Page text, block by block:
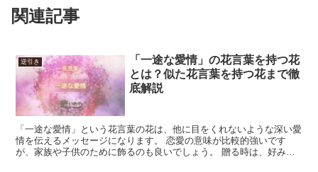
関連記事
逆引き
「一途な愛情」の花言葉を持つ花
とは？似た花言葉を持つ花まで徹
底解説
「一途な愛情」という花言葉の花は、他に目をくれないような深い愛
情を伝えるメッセージになります。 恋愛の意味が比較的強いです
が、家族や子供のために飾るのも良いでしょう。 贈る時は、好みな